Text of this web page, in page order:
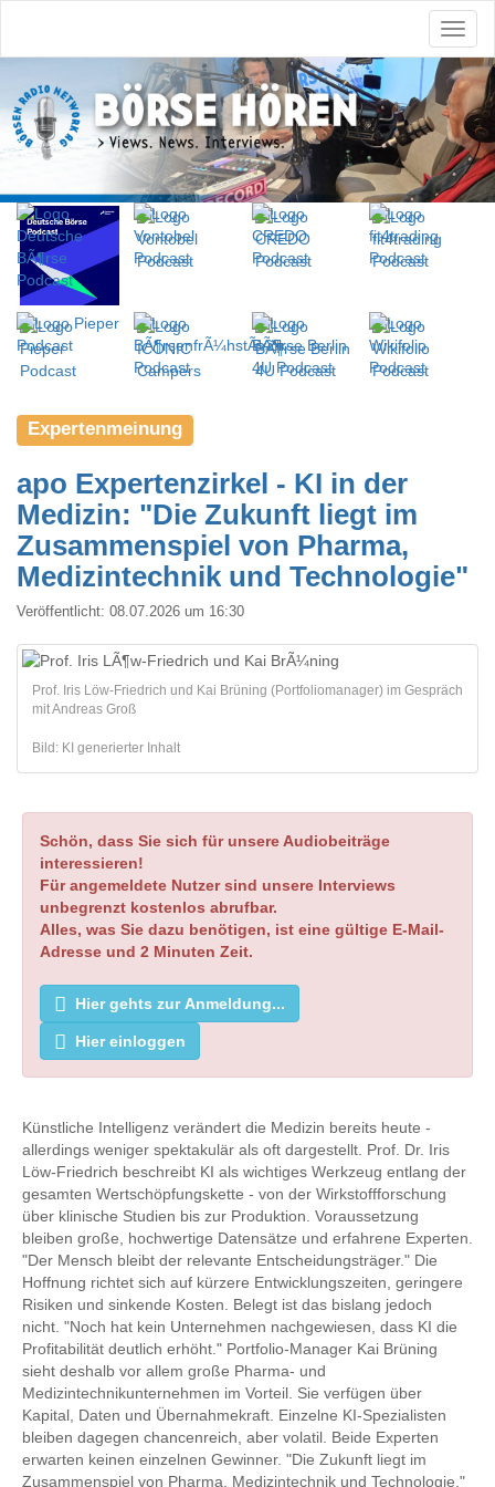
Expertenmeinung
apo Expertenzirkel - KI in der
Medizin: "Die Zukunft liegt im
Zusammenspiel von Pharma,
Medizintechnik und Technologie"
Veröffentlicht: 08.07.2026 um 16:30
Prof. Iris Löw-Friedrich und Kai Brüning (Portfoliomanager) im Gespräch
mit Andreas Groß
Bild: KI generierter Inhalt
Schön, dass Sie sich für unsere Audiobeiträge
interessieren!
Für angemeldete Nutzer sind unsere Interviews
unbegrenzt kostenlos abrufbar.
Alles, was Sie dazu benötigen, ist eine gültige E-Mail-
Adresse und 2 Minuten Zeit.
Hier gehts zur Anmeldung...
Hier einloggen
Künstliche Intelligenz verändert die Medizin bereits heute -
allerdings weniger spektakulär als oft dargestellt. Prof. Dr. Iris
Löw-Friedrich beschreibt KI als wichtiges Werkzeug entlang der
gesamten Wertschöpfungskette - von der Wirkstoffforschung
über klinische Studien bis zur Produktion. Voraussetzung
bleiben große, hochwertige Datensätze und erfahrene Experten.
"Der Mensch bleibt der relevante Entscheidungsträger." Die
Hoffnung richtet sich auf kürzere Entwicklungszeiten, geringere
Risiken und sinkende Kosten. Belegt ist das bislang jedoch
nicht. "Noch hat kein Unternehmen nachgewiesen, dass KI die
Profitabilität deutlich erhöht." Portfolio-Manager Kai Brüning
sieht deshalb vor allem große Pharma- und
Medizintechnikunternehmen im Vorteil. Sie verfügen über
Kapital, Daten und Übernahmekraft. Einzelne KI-Spezialisten
bleiben dagegen chancenreich, aber volatil. Beide Experten
erwarten keinen einzelnen Gewinner. "Die Zukunft liegt im
Zusammenspiel von Pharma, Medizintechnik und Technologie."